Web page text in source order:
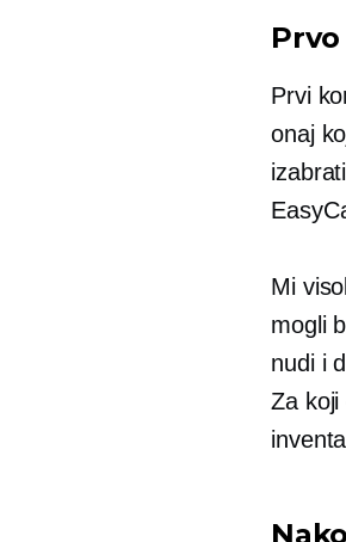
Prvi
onaj
Mi
mogli
nudi i
Za